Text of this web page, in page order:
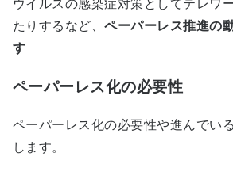
ウイルスの感染症対策としてテレワ
たりするなど、ペーパーレス推進の
す
ペーパーレス化の必要性
ペーパーレス化の必要性や進んでい
します。